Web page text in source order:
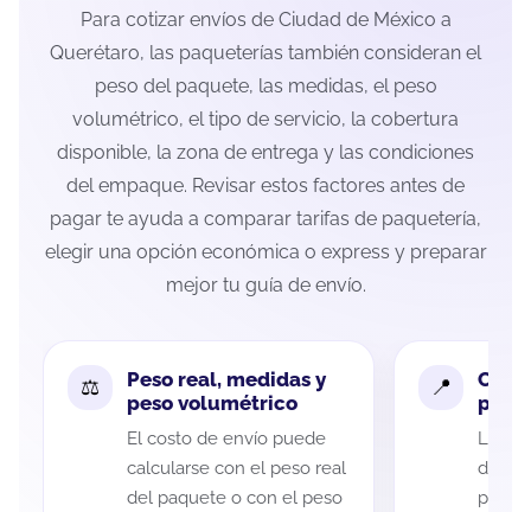
Para cotizar envíos de Ciudad de México a
Querétaro, las paqueterías también consideran el
peso del paquete, las medidas, el peso
volumétrico, el tipo de servicio, la cobertura
disponible, la zona de entrega y las condiciones
del empaque. Revisar estos factores antes de
pagar te ayuda a comparar tarifas de paquetería,
elegir una opción económica o express y preparar
mejor tu guía de envío.
Peso real, medidas y
peso volumétrico
El costo de envío puede
calcularse con el peso real
del paquete o con el peso
La
de